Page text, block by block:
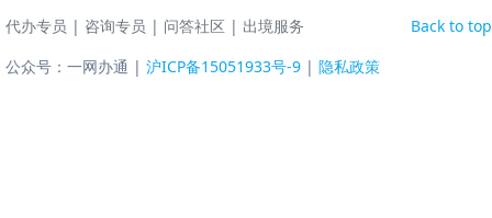
Back to top
代办专员 | 咨询专员 | 问答社区 | 出境服务
公众号：一网办通 | 沪ICP备15051933号-9 | 隐私政策